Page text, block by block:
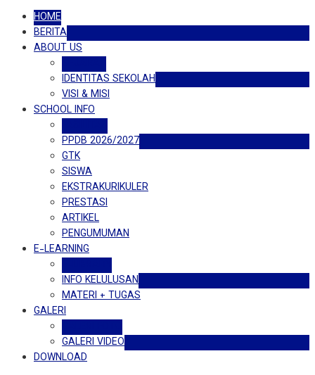
HOME
BERITA
ABOUT US
IDENTITAS SEKOLAH
VISI & MISI
SCHOOL INFO
PPDB 2026/2027
GTK
SISWA
EKSTRAKURIKULER
PRESTASI
ARTIKEL
PENGUMUMAN
E-LEARNING
INFO KELULUSAN
MATERI + TUGAS
GALERI
GALERI VIDEO
DOWNLOAD